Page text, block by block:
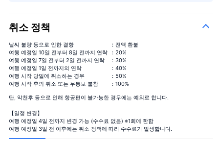
시즌의 꽃다발
취소 정책
날씨 불량 등으로 인한 결항
：전액 환불
여행 예정일 10일 전부터 8일 전까지 연락
：20%
여행 예정일 7일 전부터 2일 전까지 연락
：30%
여행 예정일 1일 전까지의 연락
：40%
여행 시작 당일에 취소하는 경우
：50%
여행 시작 후의 취소 또는 무통보 불참
：100%
단, 악천후 등으로 인해 항공편이 불가능한 경우에는 예외로 합니다.
【일정 변경】
여행 예정일 4일 전까지 변경 가능 (수수료 없음) ※1회에 한함
여행 예정일 3일 전 이후에는 취소 정책에 따라 수수료가 발생합니다.